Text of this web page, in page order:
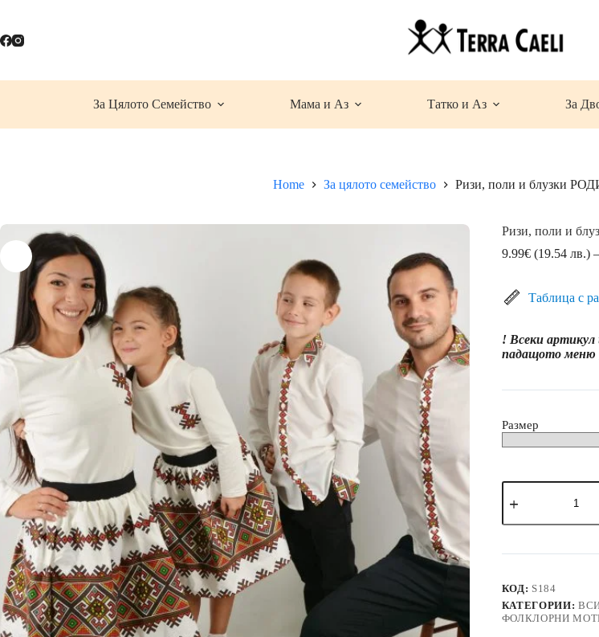
content
За Цялото Семейство Мама и Аз Татко и Аз За
Home За цялото семейство Ризи, поли и блузки
Ризи, поли и
9.99€(19.54 лв.) –
Таблица с
! Всеки артикул
падащото меню
Размер
количество
за
поли
блузки
с
етно
мотив
КОД: S184
КАТЕГОРИИ:
ФОЛКЛОРНИ